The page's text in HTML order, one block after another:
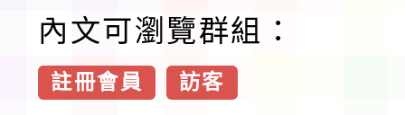
內文可瀏覽群組：
註冊會員 訪客